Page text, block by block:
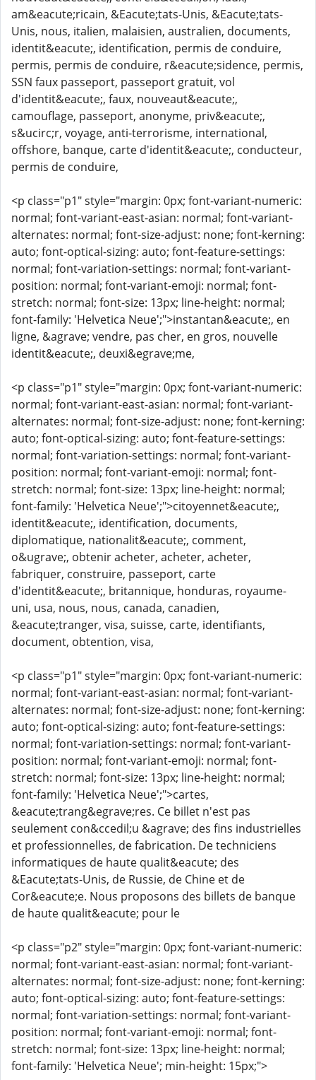
am&eacute;ricain, &Eacute;tats-Unis, &Eacute;tats-
Unis, nous, italien, malaisien, australien, documents,
identit&eacute;, identification, permis de conduire,
permis, permis de conduire, r&eacute;sidence, permis,
SSN faux passeport, passeport gratuit, vol
d'identit&eacute;, faux, nouveaut&eacute;,
camouflage, passeport, anonyme, priv&eacute;,
s&ucirc;r, voyage, anti-terrorisme, international,
offshore, banque, carte d'identit&eacute;, conducteur,
permis de conduire,
<p class="p1" style="margin: 0px; font-variant-numeric:
normal; font-variant-east-asian: normal; font-variant-
alternates: normal; font-size-adjust: none; font-kerning:
auto; font-optical-sizing: auto; font-feature-settings:
normal; font-variation-settings: normal; font-variant-
position: normal; font-variant-emoji: normal; font-
stretch: normal; font-size: 13px; line-height: normal;
font-family: 'Helvetica Neue';">instantan&eacute;, en
ligne, &agrave; vendre, pas cher, en gros, nouvelle
identit&eacute;, deuxi&egrave;me,
<p class="p1" style="margin: 0px; font-variant-numeric:
normal; font-variant-east-asian: normal; font-variant-
alternates: normal; font-size-adjust: none; font-kerning:
auto; font-optical-sizing: auto; font-feature-settings:
normal; font-variation-settings: normal; font-variant-
position: normal; font-variant-emoji: normal; font-
stretch: normal; font-size: 13px; line-height: normal;
font-family: 'Helvetica Neue';">citoyennet&eacute;,
identit&eacute;, identification, documents,
diplomatique, nationalit&eacute;, comment,
o&ugrave;, obtenir acheter, acheter, acheter,
fabriquer, construire, passeport, carte
d'identit&eacute;, britannique, honduras, royaume-
uni, usa, nous, nous, canada, canadien,
&eacute;tranger, visa, suisse, carte, identifiants,
document, obtention, visa,
<p class="p1" style="margin: 0px; font-variant-numeric:
normal; font-variant-east-asian: normal; font-variant-
alternates: normal; font-size-adjust: none; font-kerning:
auto; font-optical-sizing: auto; font-feature-settings:
normal; font-variation-settings: normal; font-variant-
position: normal; font-variant-emoji: normal; font-
stretch: normal; font-size: 13px; line-height: normal;
font-family: 'Helvetica Neue';">cartes,
&eacute;trang&egrave;res. Ce billet n'est pas
seulement con&ccedil;u &agrave; des fins industrielles
et professionnelles, de fabrication. De techniciens
informatiques de haute qualit&eacute; des
&Eacute;tats-Unis, de Russie, de Chine et de
Cor&eacute;e. Nous proposons des billets de banque
de haute qualit&eacute; pour le
<p class="p2" style="margin: 0px; font-variant-numeric:
normal; font-variant-east-asian: normal; font-variant-
alternates: normal; font-size-adjust: none; font-kerning:
auto; font-optical-sizing: auto; font-feature-settings:
normal; font-variation-settings: normal; font-variant-
position: normal; font-variant-emoji: normal; font-
stretch: normal; font-size: 13px; line-height: normal;
font-family: 'Helvetica Neue'; min-height: 15px;">